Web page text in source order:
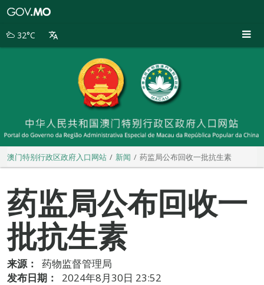
别
32°C
澳门特别行政区政府入口网站 新闻 药监局公布回收一批抗生素
药监局公布回收一
批抗生素
来源：
药物监督管理局
发布日期：
2024年8月30日 23:52